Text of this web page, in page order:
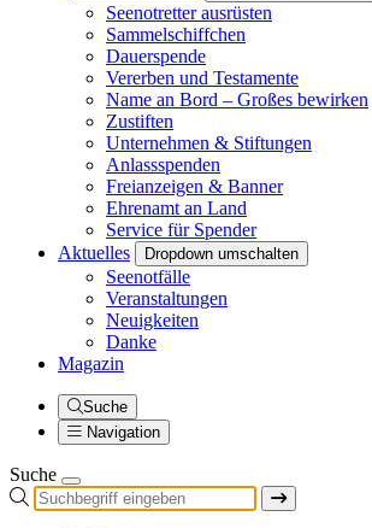
Seenotretter ausrüsten
Sammelschiffchen
Dauerspende
Vererben und Testamente
Name an Bord – Großes bewirken
Zustiften
Unternehmen & Stiftungen
Anlassspenden
Freianzeigen & Banner
Ehrenamt an Land
Service für Spender
Aktuelles
Dropdown umschalten
Seenotfälle
Veranstaltungen
Neuigkeiten
Danke
Magazin
Suche
Navigation
Suche